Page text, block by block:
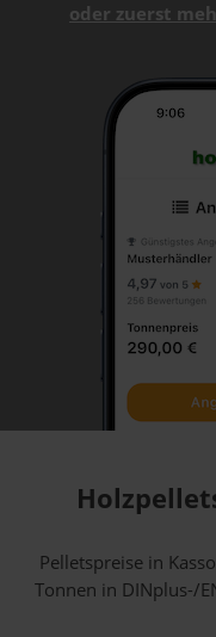
oder zuerst
Pelletspreise in
Tonnen in DINplus-/